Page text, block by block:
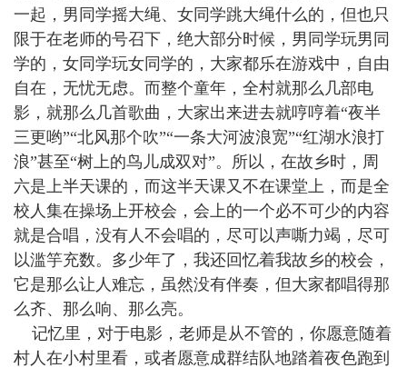
一起，男同学摇大绳、女同学跳大绳什么的，但也只
限于在老师的号召下，绝大部分时候，男同学玩男同
学的，女同学玩女同学的，大家都乐在游戏中，自由
自在，无忧无虑。而整个童年，全村就那么几部电
影，就那么几首歌曲，大家出来进去就哼哼着“夜半
三更哟”“北风那个吹”“一条大河波浪宽”“红湖水浪打
浪”甚至“树上的鸟儿成双对”。所以，在故乡时，周
六是上半天课的，而这半天课又不在课堂上，而是全
校人集在操场上开校会，会上的一个必不可少的内容
就是合唱，没有人不会唱的，尽可以声嘶力竭，尽可
以滥竽充数。多少年了，我还回忆着我故乡的校会，
它是那么让人难忘，虽然没有伴奏，但大家都唱得那
么齐、那么响、那么亮。
记忆里，对于电影，老师是从不管的，你愿意随着
村人在小村里看，或者愿意成群结队地踏着夜色跑到